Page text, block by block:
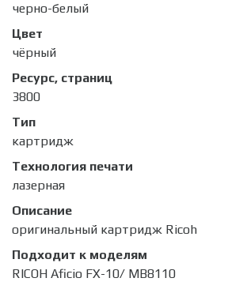
черно-белый
Цвет
чёрный
Ресурс, страниц
3800
Тип
картридж
Технология печати
лазерная
Описание
оригинальный картридж Ricoh
Подходит к моделям
RICOH Aficio FX-10/ MB8110